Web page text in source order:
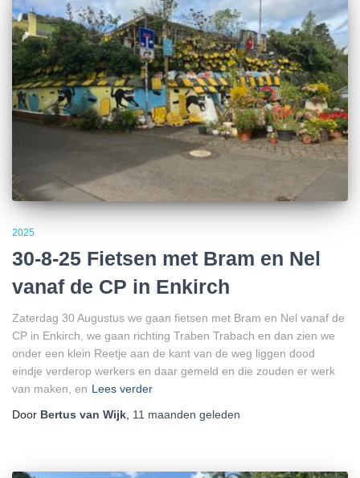
2025
30-8-25 Fietsen met Bram en Nel
vanaf de CP in Enkirch
Zaterdag 30 Augustus we gaan fietsen met Bram en Nel vanaf de
CP in Enkirch, we gaan richting Traben Trabach en dan zien we
onder een klein Reetje aan de kant van de weg liggen dood
eindje verderop werkers en daar gemeld en die zouden er werk
van maken, en Lees verder
Door Bertus van Wijk, 11 maanden geleden